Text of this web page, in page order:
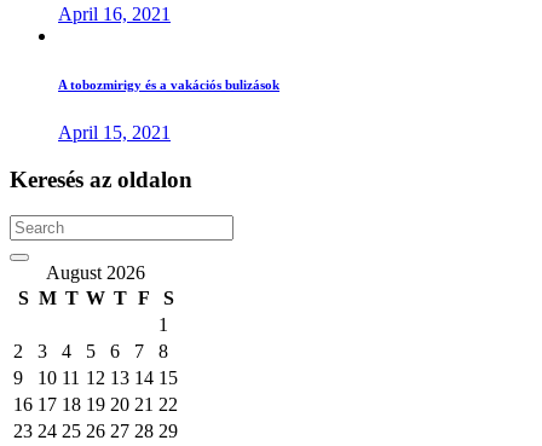
April 16, 2021
A tobozmirigy és a vakációs bulizások
April 15, 2021
Keresés az oldalon
SearchAugust 2026
S M T W T F
S
1
2
3 4 5 6 7
8
9
10 11 12 13 14 15
16 17 18 19 20 21 22
23 24 25 26 27 28 29